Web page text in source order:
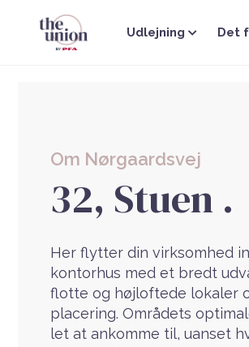
Udlejning Det
Om Nørgaardsvej
32, Stuen .
Her flytter din virksomhed
kontorhus med et bredt
flotte og højloftede lokaler
placering. Områdets
let at ankomme til, uanset